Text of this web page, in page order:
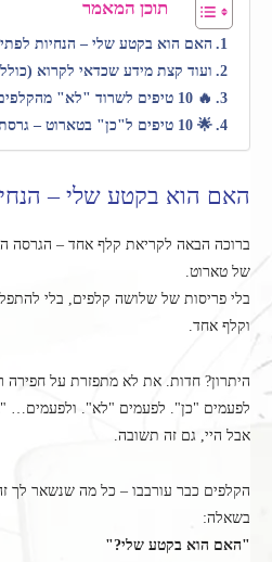
תוכן המאמר
האם הוא בקטע שלי – הנחיות
ועוד קצת מידע שכדאי לקרוא
🔥 10 טיפים לשרוד "לא" מהקלפים (בלי לקשקש מסביב):
🌟 10 טיפים ל"כן" בטארוט – גרסת השפיות
האם הוא בקטע שלי –
ברוכה הבאה לקריאת קלף אחד – הגרסה
של טארוט.
בלי פריסות של שלושה קלפים, בלי
וקלף אחד.
היתרון? חדות. את לא מתפזרת על
לפעמים "כן". לפעמים "לא". ולפעמים…
אבל היי, גם זה תשובה.
הקלפים כבר עורבבו – כל מה שנשאר לך
בשאלה:
"האם הוא בקטע שלי?"